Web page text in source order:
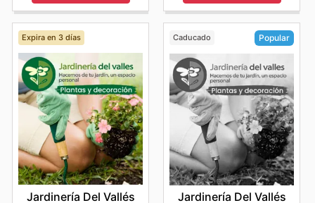
Expira en 3 días
Jardinería Del Vallés
Caducado Popular
Jardinería Del Vallés